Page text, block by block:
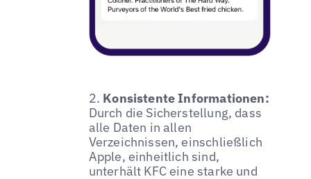
2. Konsistente Informationen:
Durch die Sicherstellung, dass
alle Daten in allen
Verzeichnissen, einschließlich
Apple, einheitlich sind,
unterhält KFC eine starke und